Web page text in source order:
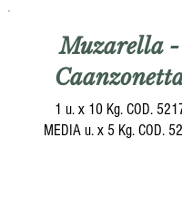
Muzarella -
1 u. x 10 Kg. COD.
MEDIA u. x 5 Kg. COD.